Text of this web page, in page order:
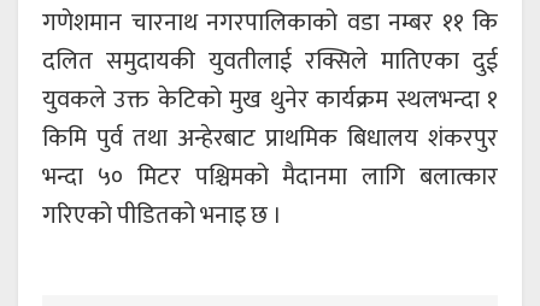
गणेशमान चारनाथ नगरपालिकाको वडा नम्बर ११ कि
दलित समुदायकी युवतीलाई रक्सिले मातिएका दुई
युवकले उक्त केटिको मुख थुनेर कार्यक्रम स्थलभन्दा १
किमि पुर्व तथा अन्हेरबाट प्राथमिक बिधालय शंकरपुर
भन्दा ५० मिटर पश्चिमको मैदानमा लागि बलात्कार
गरिएको पीडितको भनाइ छ ।